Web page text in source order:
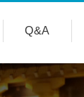
Q&A